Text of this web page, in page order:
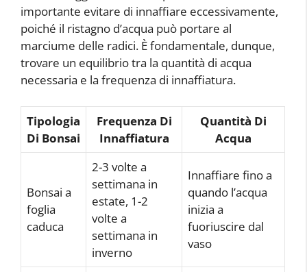
importante evitare di innaffiare eccessivamente,
poiché il ristagno d’acqua può portare al
marciume delle radici. È fondamentale, dunque,
trovare un equilibrio tra la quantità di acqua
necessaria e la frequenza di innaffiatura.
Tipologia
Di Bonsai
Frequenza Di
Innaffiatura
Quantità Di
Acqua
Bonsai a
foglia
caduca
2-3 volte a
settimana in
estate, 1-2
volte a
settimana in
inverno
Innaffiare fino a
quando l’acqua
inizia a
fuoriuscire dal
vaso